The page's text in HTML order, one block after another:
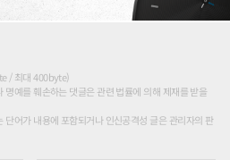
/ 최대 400byte)
명예를 훼손하는 댓글은 관련 법률에 의해 제재를 받을
단어가 내용에 포함되거나 인신공격성 글은 관리자의 판